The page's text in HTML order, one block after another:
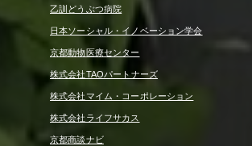
乙訓どうぶつ病院
日本ソーシャル・イノベーション学会
京都動物医療センター
株式会社TAOパートナーズ
株式会社マイム・コーポレーション
株式会社ライフサカス
京都商談ナビ